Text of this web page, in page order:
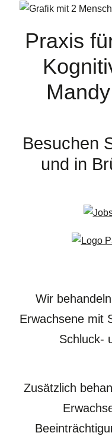
Praxis
Besuchen
und in
Wir
Erwachsene mit
Schluck-
Zusätzlich